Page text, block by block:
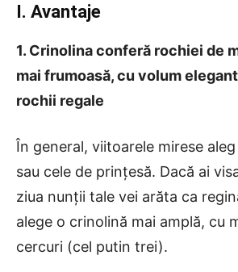
I. Avantaje
1. Crinolina conferă rochiei de
mai frumoasă, cu volum
rochii regale
În general, viitoarele mirese
sau cele de prințesă. Dacă ai
ziua nunții tale vei arăta ca
alege o crinolină mai amplă, cu
cercuri (cel putin trei).